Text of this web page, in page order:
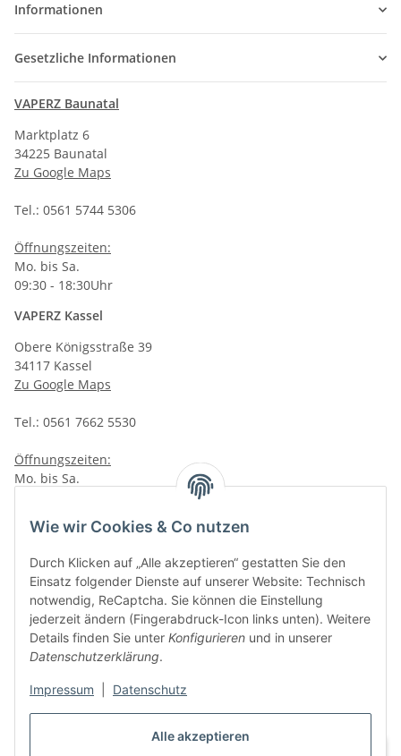
Alle akzeptieren
Wie wir Cookies & Co nutzen
Durch Klicken auf „Alle akzeptieren“ gestatten Sie den
Einsatz folgender Dienste auf unserer Website: Technisch
notwendig, ReCaptcha. Sie können die Einstellung
jederzeit ändern (Fingerabdruck-Icon links unten). Weitere
Details finden Sie unter Konfigurieren und in unserer
Datenschutzerklärung.
Impressum Datenschutz
Informationen
Gesetzliche Informationen
VAPERZ Baunatal
Marktplatz 6
34225 Baunatal
Zu Google Maps
Tel.: 0561 5744 5306
Öffnungszeiten:
Mo. bis Sa.
09:30 - 18:30Uhr
VAPERZ Kassel
Obere Königsstraße 39
34117 Kassel
Zu Google Maps
Tel.: 0561 7662 5530
Öffnungszeiten:
Mo. bis Sa.
VAPERZ Vellmar
Lange Wender 7
34246 Vellmar
Zu Google Maps
Tel.: 0561 9885 9996
Mo. bis Sa.
10:00 - 19:00Uhr